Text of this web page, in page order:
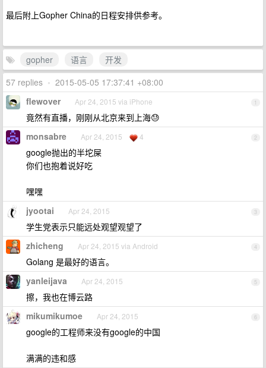
最后附上Gopher China的日程安排供参考。
gopher 语言
开发
57 replies • 2015-05-05 17:37:41 +08:00
1
flewover Apr 24, 2015 via iPhone
竟然有直播，刚刚从北京来到上海😓
2
monsabre Apr 24, 2015 4
google抛出的半坨屎
你们也抱着说好吃
嘿嘿
3
jyootai Apr 24, 2015
学生党表示只能远处观望观望了
4
zhicheng Apr 24, 2015 via Android
Golang 是最好的语言。
5
yanleijava Apr 24, 2015
擦，我也在博云路
6
mikumikumoe Apr 24, 2015
google的工程师来没有google的中国
满满的违和感